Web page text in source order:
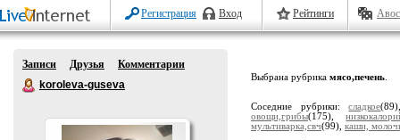
Регистрация Вход Рейтинги
Записи Друзья
Комментарии
koroleva-guseva
Выбрана рубрика мясо,печень
Соседние рубрики:сладкое
овощи,грибы(175),
мультиварка,свч(99), каши,